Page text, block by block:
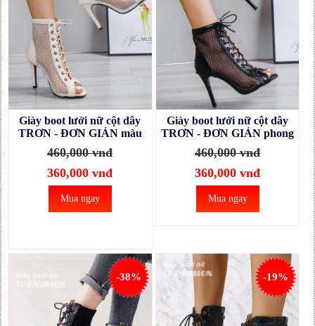
Giày boot lưới nữ cột dây
TRƠN - ĐƠN GIẢN màu
kem phong cách sexy, hiện
đại GBN63B
460,000 vnđ
360,000 vnđ
Mua ngay
Giày boot lưới nữ cột dây
TRƠN - ĐƠN GIẢN phong
cách sexy, hiện đại GBN63A
460,000 vnđ
360,000 vnđ
Mua ngay
-38% -19%